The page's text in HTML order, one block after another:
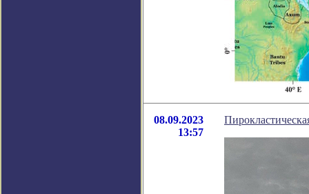
08.09.2023
13:57